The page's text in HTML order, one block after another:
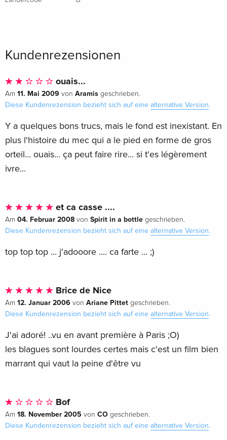
Kundenrezensionen
ouais...
Am 11. Mai 2009 von Aramis geschrieben.
Diese Kundenrezension bezieht sich auf eine alternative Version.
Y a quelques bons trucs, mais le fond est inexistant. En
plus l'histoire du mec qui a le pied en forme de gros
orteil... ouais... ça peut faire rire... si t'es légèrement
ivre...
et ca casse ....
Am 04. Februar 2008 von Spirit in a bottle geschrieben.
Diese Kundenrezension bezieht sich auf eine alternative Version.
top top top ... j'adooore .... ca farte ... ;)
Brice de Nice
Am 12. Januar 2006 von Ariane Pittet geschrieben.
Diese Kundenrezension bezieht sich auf eine alternative Version.
J'ai adoré! ..vu en avant première à Paris ;O)
les blagues sont lourdes certes mais c'est un film bien
marrant qui vaut la peine d'être vu
Bof
Am 18. November 2005 von CO geschrieben.
Diese Kundenrezension bezieht sich auf eine alternative Version.